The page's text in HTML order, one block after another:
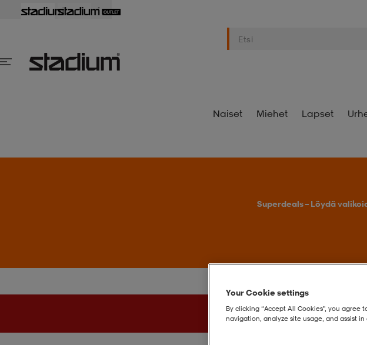
Naiset Miehet Lapset
Superdeals – Löydä
HIFK-
Your Cookie settings
By clicking “Accept All Cookies”, you
navigation, analyze site usage, and assist